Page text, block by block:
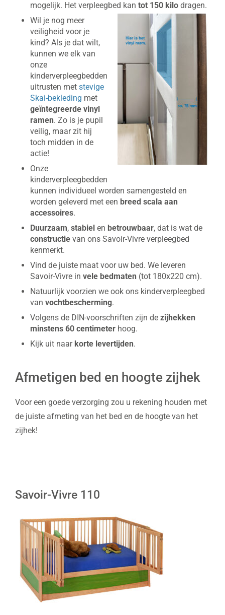
mogelijk. Het verpleegbed kan tot 150 kilo dragen.
Wil je nog meer
veiligheid voor je
kind? Als je dat wilt,
kunnen we elk van
onze
kinderverpleegbedden
uitrusten met stevige
Skai-bekleding met
geïntegreerde vinyl
ramen. Zo is je pupil
veilig, maar zit hij
toch midden in de
actie!
Onze
kinderverpleegbedden
kunnen individueel worden samengesteld en
worden geleverd met een breed scala aan
accessoires.
Duurzaam, stabiel en betrouwbaar, dat is wat de
constructie van ons Savoir-Vivre verpleegbed
kenmerkt.
Vind de juiste maat voor uw bed. We leveren
Savoir-Vivre in vele bedmaten (tot 180x220 cm).
Natuurlijk voorzien we ook ons kinderverpleegbed
van vochtbescherming.
Volgens de DIN-voorschriften zijn de zijhekken
minstens 60 centimeter hoog.
Kijk uit naar korte levertijden.
Afmetigen bed en hoogte zijhek
Voor een goede verzorging zou u rekening houden met
de juiste afmeting van het bed en de hoogte van het
zijhek!
Savoir-Vivre 110